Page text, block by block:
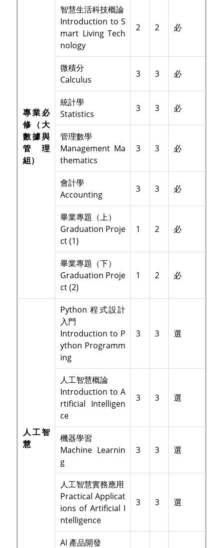
專業必
修（大
數據與
管理
組）
智慧生活科技概論
Introduction to S
mart Living Tech
nology
2 2 必
微積分
Calculus
3 3 必
統計學
Statistics
3 3 必
管理數學
Management Ma
thematics
3 3 必
會計學
Accounting
3 3 必
畢業專題（上）
Graduation Proje
ct (1)
1 2 必
畢業專題（下）
Graduation Proje
ct (2)
1 2 必
人工智
慧
Python 程式設計
入門
Introduction to P
ython Programm
ing
3 3 選
人工智慧概論
Introduction to A
rtificial Intelligen
ce
3 3 選
機器學習
Machine Learnin
g
3 3 選
人工智慧實務應用
Practical Applicat
ions of Artificial I
ntelligence
3 3 選
AI 產品開發